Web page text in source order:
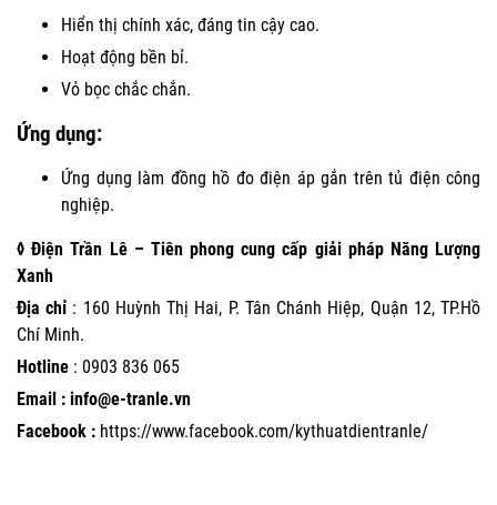
Hiển thị chính xác, đáng tin cậy cao.
Hoạt động bền bỉ.
Vỏ bọc chắc chắn.
Ứng dụng:
Ứng dụng làm đồng hồ đo điện áp gắn trên tủ điện công
nghiệp.
◊ Điện Trần Lê – Tiên phong cung cấp giải pháp Năng Lượng
Xanh
Địa chỉ : 160 Huỳnh Thị Hai, P. Tân Chánh Hiệp, Quận 12, TP.Hồ
Chí Minh.
Hotline : 0903 836 065
Email : info@e-tranle.vn
Facebook : https://www.facebook.com/kythuatdientranle/